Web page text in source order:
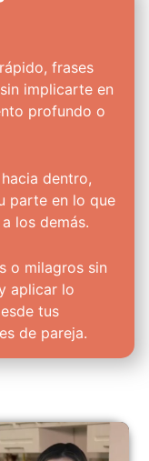
frases
implicarte en
profundo o
dentro,
parte en lo que
los demás.
o milagros sin
aplicar lo
tus
de pareja.